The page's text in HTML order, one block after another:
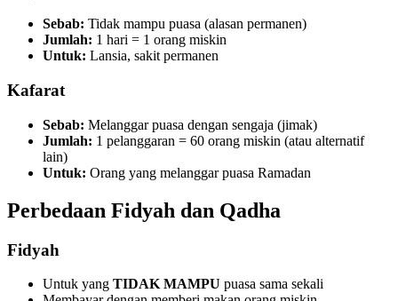
Sebab: Tidak mampu puasa (alasan permanen)
Jumlah: 1 hari = 1 orang miskin
Untuk: Lansia, sakit permanen
Kafarat
Sebab: Melanggar puasa dengan sengaja (jimak)
Jumlah: 1 pelanggaran = 60 orang miskin (atau alternatif
lain)
Untuk: Orang yang melanggar puasa Ramadan
Perbedaan Fidyah dan Qadha
Fidyah
Untuk yang TIDAK MAMPU puasa sama sekali